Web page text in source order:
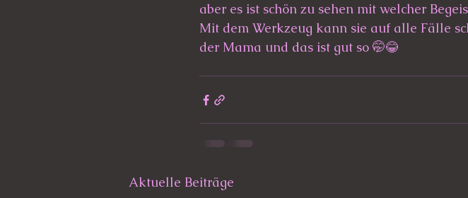
aber es ist schön zu sehen mit welcher
Mit dem Werkzeug kann sie auf alle Fälle
der Mama und das ist gut so 🤭😂
Aktuelle Beiträge